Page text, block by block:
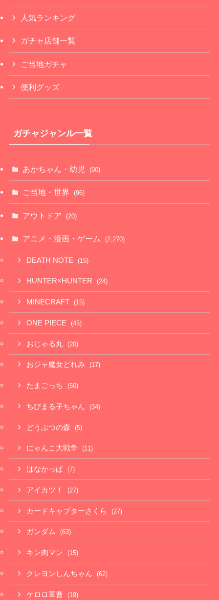
人気ランキング
ガチャ店舗一覧
ご当地ガチャ
便利グッズ
ガチャジャンル一覧
あかちゃん・幼児 (90)
ご当地・世界 (96)
アウトドア (20)
アニメ・漫画・ゲーム (2,270)
DEATH NOTE (15)
HUNTER×HUNTER (24)
MINECRAFT (15)
ONE PIECE (45)
おじゃる丸 (20)
おジャ魔女どれみ (17)
たまごっち (50)
ちびまる子ちゃん (34)
どうぶつの森 (5)
にゃんこ大戦争 (11)
はなかっぱ (7)
アイカツ！ (27)
カードキャプターさくら (27)
ガンダム (63)
キン肉マン (15)
クレヨンしんちゃん (62)
ケロロ軍曹 (19)